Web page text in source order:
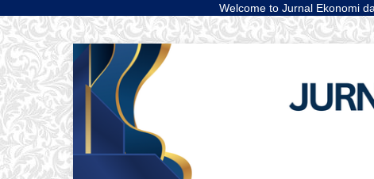
Welcome to Jurnal Ekonomi dan Bisnis